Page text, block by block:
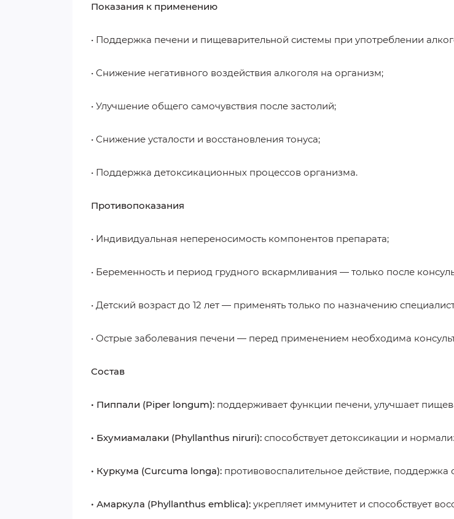
Показания к применению
• Поддержка печени и пищеварительной системы при употреблении
• Снижение негативного воздействия алкоголя на организм;
• Улучшение общего самочувствия после застолий;
• Снижение усталости и восстановления тонуса;
• Поддержка детоксикационных процессов организма.
Противопоказания
• Индивидуальная непереносимость компонентов препарата;
• Беременность и период грудного вскармливания — только после
• Детский возраст до 12 лет — применять только по назначению
• Острые заболевания печени — перед применением необходима
Состав
• Пиппали (Piper longum): поддерживает функции печени, улучшает
• Бхумиамалаки (Phyllanthus niruri): способствует детоксикации и
• Куркума (Curcuma longa): противовоспалительное действие, поддержка
• Амаркула (Phyllanthus emblica): укрепляет иммунитет и способствует